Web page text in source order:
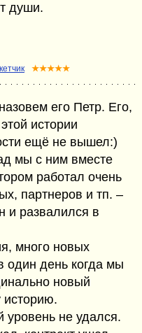
души.
★★★★★
его Петр. Его,
истории
ещё не вышел:)
мы с ним вместе
работал очень
партнеров и тп. –
и развалился в
много новых
один день когда мы
новый
историю.
не удался.